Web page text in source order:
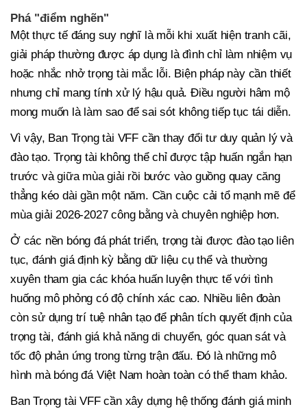
Phá "điểm nghẽn"
Một thực tế đáng suy nghĩ là mỗi khi xuất hiện tranh cãi,
giải pháp thường được áp dụng là đình chỉ làm nhiệm vụ
hoặc nhắc nhở trọng tài mắc lỗi. Biện pháp này cần thiết
nhưng chỉ mang tính xử lý hậu quả. Điều người hâm mộ
mong muốn là làm sao để sai sót không tiếp tục tái diễn.
Vì vậy, Ban Trọng tài VFF cần thay đổi tư duy quản lý và
đào tạo. Trọng tài không thể chỉ được tập huấn ngắn hạn
trước và giữa mùa giải rồi bước vào guồng quay căng
thẳng kéo dài gần một năm. Cần cuộc cải tổ mạnh mẽ để
mùa giải 2026-2027 công bằng và chuyên nghiệp hơn.
Ở các nền bóng đá phát triển, trọng tài được đào tạo liên
tục, đánh giá định kỳ bằng dữ liệu cụ thể và thường
xuyên tham gia các khóa huấn luyện thực tế với tình
huống mô phỏng có độ chính xác cao. Nhiều liên đoàn
còn sử dụng trí tuệ nhân tạo để phân tích quyết định của
trọng tài, đánh giá khả năng di chuyển, góc quan sát và
tốc độ phản ứng trong từng trận đấu. Đó là những mô
hình mà bóng đá Việt Nam hoàn toàn có thể tham khảo.
Ban Trọng tài VFF cần xây dựng hệ thống đánh giá minh